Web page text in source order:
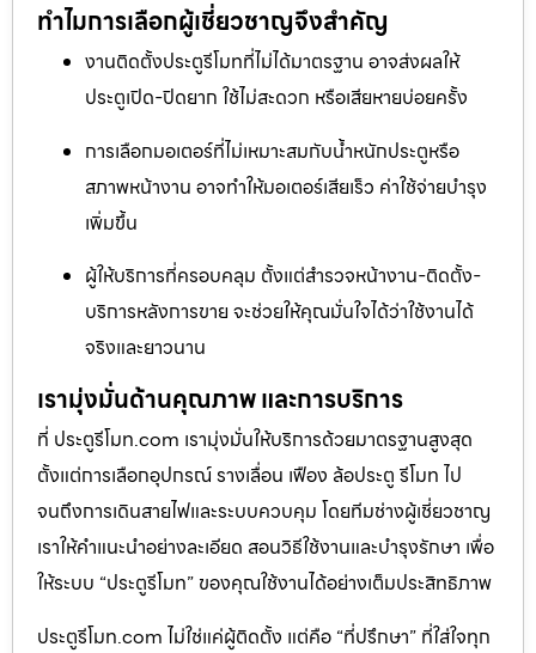
ทำไมการเลือกผู้เชี่ยวชาญจึงสำคัญ
งานติดตั้งประตูรีโมทที่ไม่ได้มาตรฐาน อาจส่งผลให้
ประตูเปิด-ปิดยาก ใช้ไม่สะดวก หรือเสียหายบ่อยครั้ง
การเลือกมอเตอร์ที่ไม่เหมาะสมกับน้ำหนักประตูหรือ
สภาพหน้างาน อาจทำให้มอเตอร์เสียเร็ว ค่าใช้จ่ายบำรุง
เพิ่มขึ้น
ผู้ให้บริการที่ครอบคลุม ตั้งแต่สำรวจหน้างาน-ติดตั้ง-
บริการหลังการขาย จะช่วยให้คุณมั่นใจได้ว่าใช้งานได้
จริงและยาวนาน
เรามุ่งมั่นด้านคุณภาพ และการบริการ
ที่ ประตูรีโมท.com เรามุ่งมั่นให้บริการด้วยมาตรฐานสูงสุด
ตั้งแต่การเลือกอุปกรณ์ รางเลื่อน เฟือง ล้อประตู รีโมท ไป
จนถึงการเดินสายไฟและระบบควบคุม โดยทีมช่างผู้เชี่ยวชาญ
เราให้คำแนะนำอย่างละเอียด สอนวิธีใช้งานและบำรุงรักษา เพื่อ
ให้ระบบ “ประตูรีโมท” ของคุณใช้งานได้อย่างเต็มประสิทธิภาพ
ประตูรีโมท.com ไม่ใช่แค่ผู้ติดตั้ง แต่คือ “ที่ปรึกษา” ที่ใส่ใจทุก